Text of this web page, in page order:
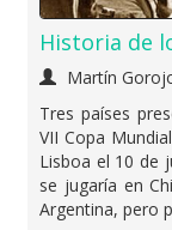
Historia de
Martín
Tres países
VII Copa
Lisboa el 10 de
se jugaría en
Argentina, pero